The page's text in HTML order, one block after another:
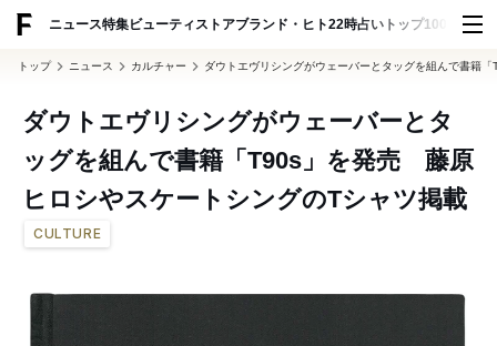
ニュース特集ビューティ ストアブランド・ヒト22時占い トップ100 スナッ
トップ ニュース カルチャー ダウトエヴリシングがウェーバーとタッグを組んで書籍
ダウトエヴリシングがウェーバーとタ
ッグを組んで書籍「T90s」を発売 藤原
ヒロシやスケートシングのTシャツ掲載
CULTURE